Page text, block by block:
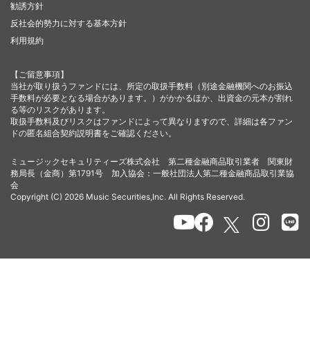
勧誘方針
反社会的勢力に対する基本方針
利用規約
【ご留意事項】
当社が取り扱うファンドには、所定の取扱手数料（別途金融機関へのお振込
手数料が必要となる場合があります。）がかかるほか、出資金の元本が割れ
る等のリスクがあります。
取扱手数料及びリスクはファンドによって異なりますので、詳細は各ファン
ドの匿名組合契約説明書をご確認ください。
ミュージックセキュリティーズ株式会社 第二種金融商品取引業者 関東財
務局長（金商）第1791号 加入協会：一般社団法人第二種金融商品取引業協
会
Copyright (C) 2026 Music Securities,Inc. All Rights Reserved.